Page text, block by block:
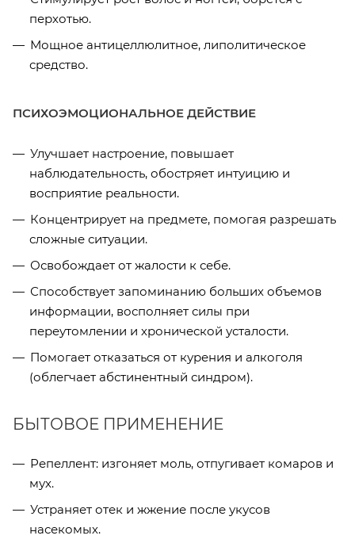
перхотью.
Мощное антицеллюлитное, липолитическое
средство.
ПСИХОЭМОЦИОНАЛЬНОЕ ДЕЙСТВИЕ
Улучшает настроение, повышает
наблюдательность, обостряет интуицию и
восприятие реальности.
Концентрирует на предмете, помогая разрешать
сложные ситуации.
Освобождает от жалости к себе.
Способствует запоминанию больших объемов
информации, восполняет силы при
переутомлении и хронической усталости.
Помогает отказаться от курения и алкоголя
(облегчает абстинентный синдром).
БЫТОВОЕ ПРИМЕНЕНИЕ
Репеллент: изгоняет моль, отпугивает комаров и
мух.
Устраняет отек и жжение после укусов
насекомых.